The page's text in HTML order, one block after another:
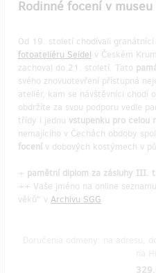
Rodinné focení v
Od 19. století chodívali
fotoateliéru Seidel v Českém
zachoval do 21. století. Tato
svého znovuotevření přístupná
ateliér, kam se návštěvníci chodí
obdržíte za svou podporu vedle
třídy i jednu vstupenku pro celou
nemajícího v Čechách obdoby
focení v dobových kostýmech v
+ pamětní diplom za zásluhy III.
++ Vaše jméno na online
věků“ v Archivu SGG